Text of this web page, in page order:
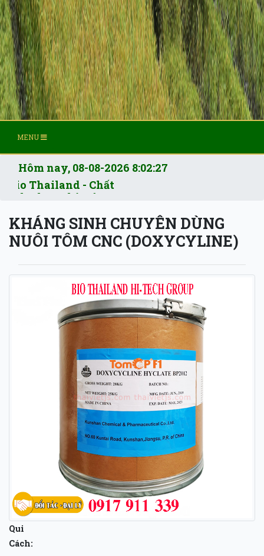
MENU
Hôm nay, 08-08-2026 8:02:28
Thailand - Chất
phục nhà nông.
KHÁNG SINH CHUYÊN DÙNG
NUÔI TÔM CNC (DOXYCYLINE)
Qui
Cách: